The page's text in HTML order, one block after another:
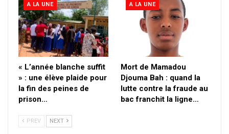
A LA UNE
« L’année blanche suffit
» : une élève plaide pour
la fin des peines de
prison…
A LA UNE
Mort de Mamadou
Djouma Bah : quand la
lutte contre la fraude au
bac franchit la ligne…
PREV NEXT